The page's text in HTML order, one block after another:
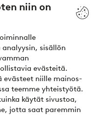
niin on
sisällön
evästeitä.
evästeet niille mainos-
teemme yhteistyötä.
käytät sivustoa,
jotta saat paremmin
nyt tai erissä
?